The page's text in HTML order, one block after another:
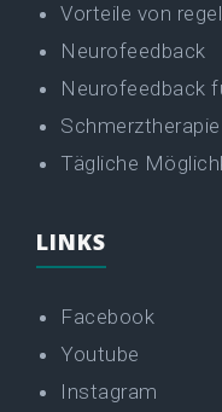
Vorteile von
Neurofeedback
Neurofeedback
Schmerztherapie
Tägliche
LINKS
Facebook
Youtube
Instagram